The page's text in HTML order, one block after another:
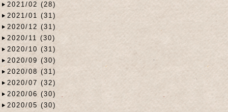
2021/02 (28)
2021/01 (31)
2020/12 (31)
2020/11 (30)
2020/10 (31)
2020/09 (30)
2020/08 (31)
2020/07 (32)
2020/06 (30)
2020/05 (30)